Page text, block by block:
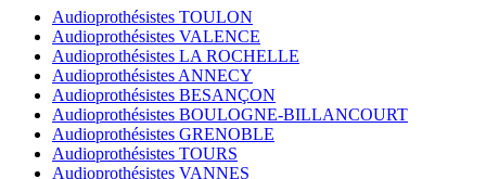
Audioprothésistes TOULON
Audioprothésistes VALENCE
Audioprothésistes LA ROCHELLE
Audioprothésistes ANNECY
Audioprothésistes BESANÇON
Audioprothésistes BOULOGNE-BILLANCOURT
Audioprothésistes GRENOBLE
Audioprothésistes TOURS
Audioprothésistes VANNES